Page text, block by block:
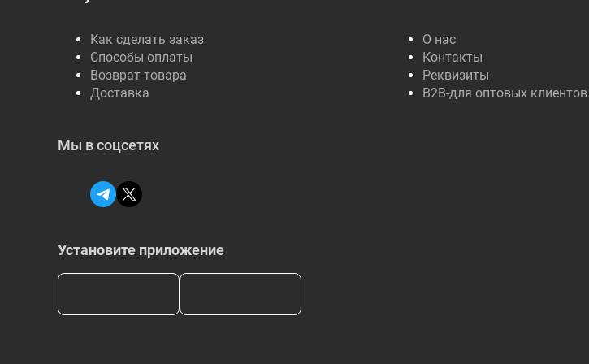
Как сделать заказ
Способы оплаты
Возврат товара
Доставка
О нас
Контакты
Реквизиты
B2B-для оптовых клиентов
Установите приложение
Мы в соцсетях